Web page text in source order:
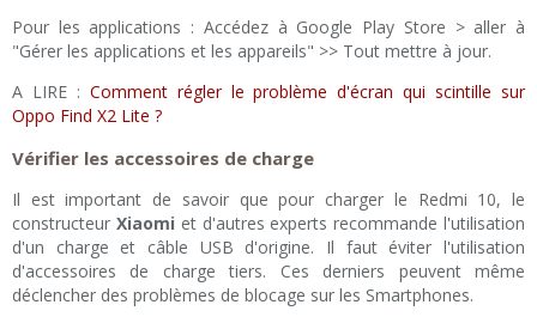
Pour les applications : Accédez à Google Play Store > aller à
"Gérer les applications et les appareils" >> Tout mettre à jour.
A LIRE : Comment régler le problème d'écran qui scintille sur
Oppo Find X2 Lite ?
Vérifier les accessoires de charge
Il est important de savoir que pour charger le Redmi 10, le
constructeur Xiaomi et d'autres experts recommande l'utilisation
d'un charge et câble USB d'origine. Il faut éviter l'utilisation
d'accessoires de charge tiers. Ces derniers peuvent même
déclencher des problèmes de blocage sur les Smartphones.